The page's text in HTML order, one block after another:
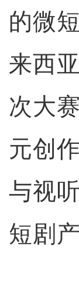
的微
来西
次大
元创
与视
短剧